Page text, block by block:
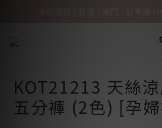
KOT21213 天絲
五分褲 (2色) [孕